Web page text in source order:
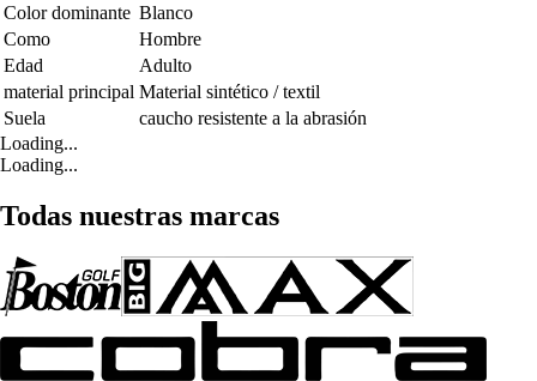
Color dominante Blanco
Como
Hombre
Edad
Adulto
material principal Material sintético / textil
Suela
caucho resistente a la abrasión
Loading...
Loading...
Todas nuestras marcas